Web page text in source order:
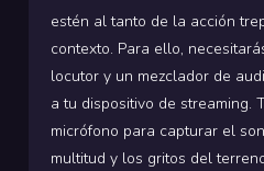
estén al tanto de la acción
contexto. Para ello,
locutor y un mezclador de
a tu dispositivo de streaming.
micrófono para capturar el
multitud y los gritos del